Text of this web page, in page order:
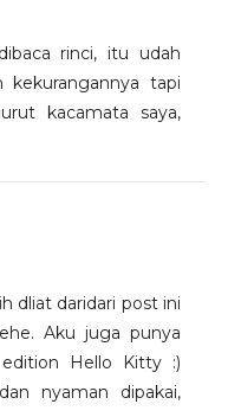
rinci, itu udah
kekurangannya tapi
kacamata saya,
dliat daridari post ini
Aku juga punya
Hello Kitty :)
nyaman dipakai,